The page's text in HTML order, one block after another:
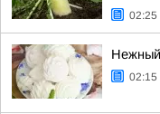
02:25
Нежный
02:15